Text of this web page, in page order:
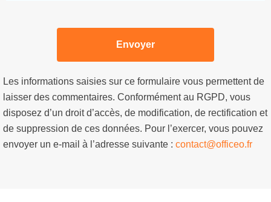
Les informations saisies sur ce formulaire vous permettent de
laisser des commentaires. Conformément au RGPD, vous
disposez d’un droit d’accès, de modification, de rectification et
de suppression de ces données. Pour l’exercer, vous pouvez
envoyer un e-mail à l’adresse suivante : contact@officeo.fr